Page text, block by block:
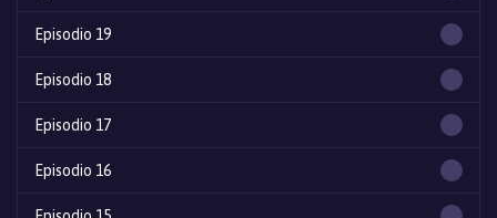
Episodio 19
Episodio 18
Episodio 17
Episodio 16